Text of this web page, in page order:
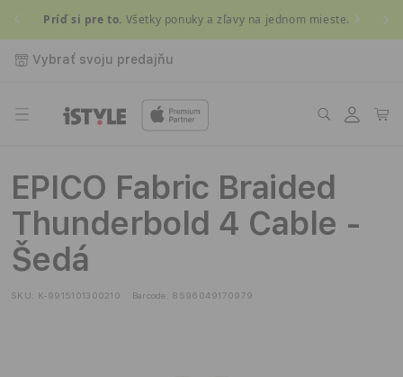
na
obsah
Príď si pre to. Všetky ponuky a zľavy na jednom mieste.
Vybrať svoju predajňu
Prihlásiť
sa
Košík
EPICO Fabric Braided
Thunderbold 4 Cable -
Šedá
SKU: K-9915101300210 Barcode: 8596049170979